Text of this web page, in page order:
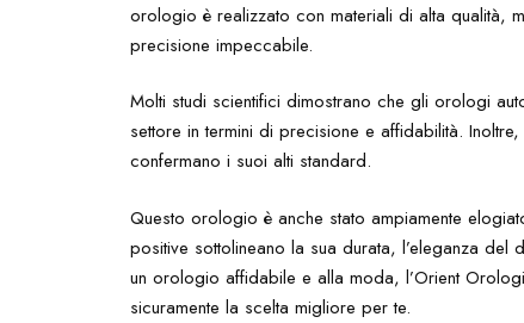
orologio è realizzato con materiali di alta qualità,
precisione impeccabile.
Molti studi scientifici dimostrano che gli orologi
settore in termini di precisione e affidabilità.
confermano i suoi alti standard.
Questo orologio è anche stato ampiamente
positive sottolineano la sua durata, l’eleganza
un orologio affidabile e alla moda, l’Orient
sicuramente la scelta migliore per te.